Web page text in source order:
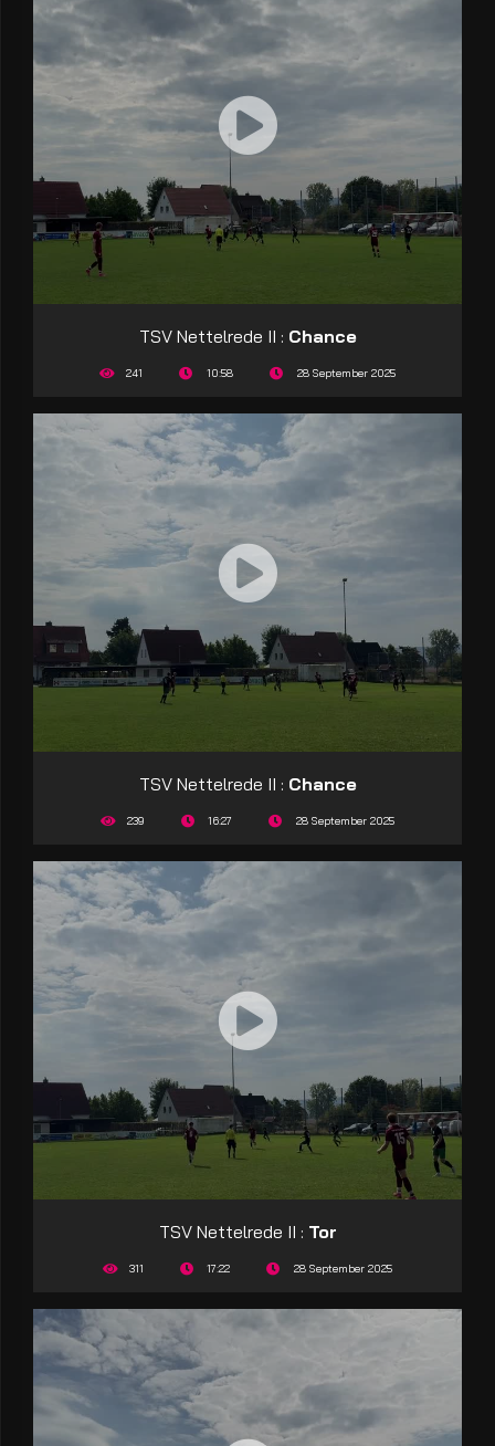
TSV Nettelrede II : Chance
241 10:58 28 September 2025
TSV Nettelrede II : Chance
239 16:27 28 September 2025
TSV Nettelrede II : Tor
311 17:22 28 September 2025